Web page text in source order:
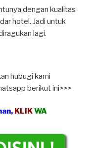
dengan kualitas
hotel. Jadi untuk
lagi.
hubugi kami
berikut ini>>>
KLIKWA